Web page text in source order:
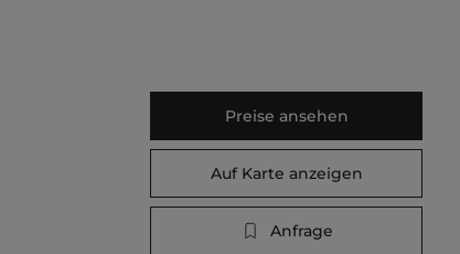
Preise ansehen
Auf Karte anzeigen
Anfrage